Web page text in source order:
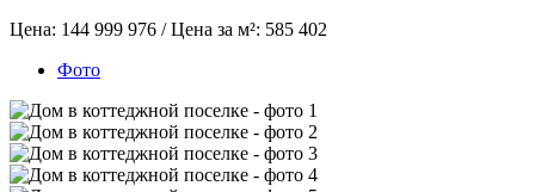
Цена: 144 999 976 / Цена за м²: 585 402
Фото